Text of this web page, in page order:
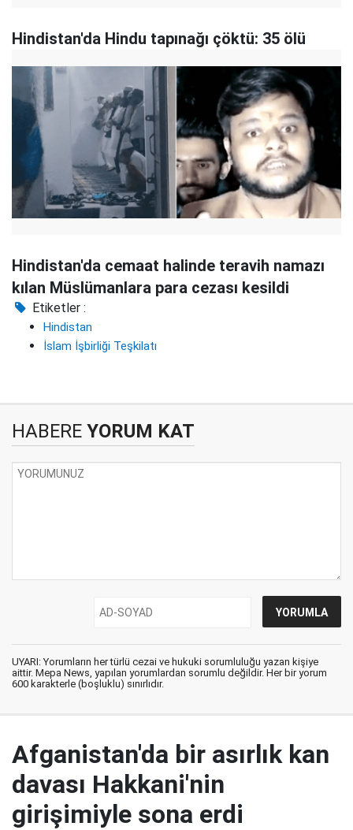
Hindistan'da Hindu tapınağı çöktü: 35 ölü
Hindistan'da cemaat halinde teravih namazı
kılan Müslümanlara para cezası kesildi
Etiketler :
Hindistan
İslam İşbirliği Teşkilatı
HABERE YORUM KAT
UYARI: Yorumların her türlü cezai ve hukuki sorumluluğu yazan kişiye
aittir. Mepa News, yapılan yorumlardan sorumlu değildir. Her bir yorum
600 karakterle (boşluklu) sınırlıdır.
Afganistan'da bir asırlık kan
davası Hakkani'nin
girişimiyle sona erdi